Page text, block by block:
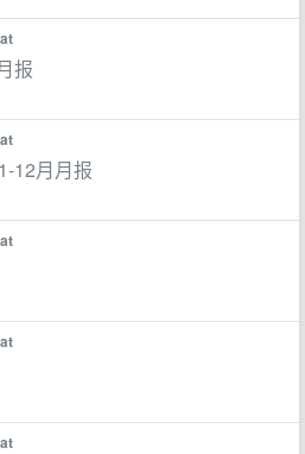
报
12月月报